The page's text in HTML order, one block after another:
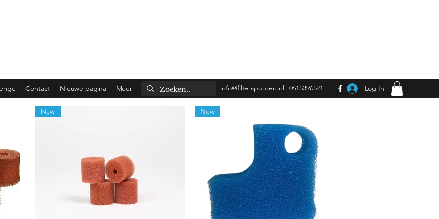
Contact Nieuwe pagina Meer info@filtersponzen.nl 0615396521 Log In
New New